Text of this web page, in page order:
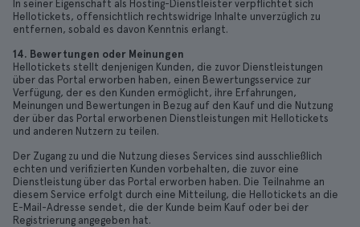
In seiner Eigenschaft als Hosting-Dienstleister verpflichtet sich
Hellotickets, offensichtlich rechtswidrige Inhalte unverzüglich zu
entfernen, sobald es davon Kenntnis erlangt.
14. Bewertungen oder Meinungen
Hellotickets stellt denjenigen Kunden, die zuvor Dienstleistungen
über das Portal erworben haben, einen Bewertungsservice zur
Verfügung, der es den Kunden ermöglicht, ihre Erfahrungen,
Meinungen und Bewertungen in Bezug auf den Kauf und die Nutzung
der über das Portal erworbenen Dienstleistungen mit Hellotickets
und anderen Nutzern zu teilen.
Der Zugang zu und die Nutzung dieses Services sind ausschließlich
echten und verifizierten Kunden vorbehalten, die zuvor eine
Dienstleistung über das Portal erworben haben. Die Teilnahme an
diesem Service erfolgt durch eine Mitteilung, die Hellotickets an die
E-Mail-Adresse sendet, die der Kunde beim Kauf oder bei der
Registrierung angegeben hat.